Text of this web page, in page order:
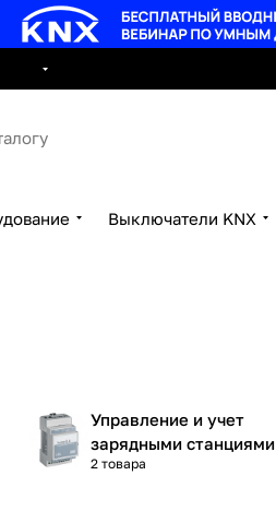
Выключатели KNX
Управление и учет
зарядными станциями
2 товара